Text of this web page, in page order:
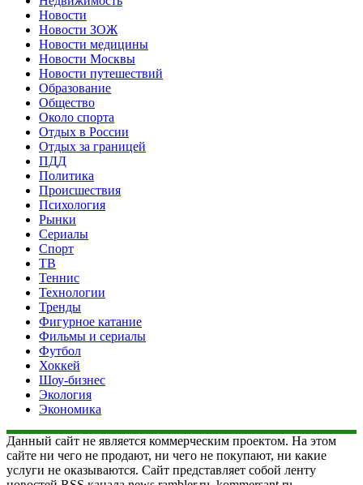
Новости
Новости ЗОЖ
Новости медицины
Новости Москвы
Новости путешествий
Образование
Общество
Около спорта
Отдых в России
Отдых за границей
ПДД
Политика
Происшествия
Психология
Рынки
Сериалы
Спорт
ТВ
Теннис
Технологии
Тренды
Фигурное катание
Фильмы и сериалы
Футбол
Хоккей
Шоу-бизнес
Экология
Экономика
Данный сайт не является коммерческим проектом. На этом
сайте ни чего не продают, ни чего не покупают, ни какие
услуги не оказываются. Сайт представляет собой ленту